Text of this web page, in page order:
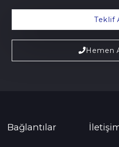
Teklif
Hemen
Bağlantılar